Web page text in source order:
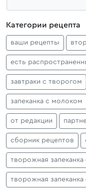
Категории рецепта
ваши рецепты
есть
завтраки с творогом
запеканка с молоком
от редакции
сборник рецептов
творожная
творожная